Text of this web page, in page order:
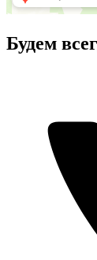
Будем